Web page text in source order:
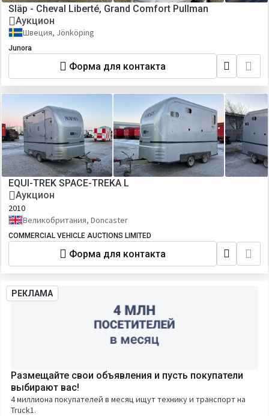
Släp - Cheval Liberté, Grand Comfort Pullman
Аукцион
Швеция, Jönköping
Junora
Форма для контакта
EQUI-TREK SPACE-TREKA L
Аукцион
2010
Великобритания, Doncaster
COMMERCIAL VEHICLE AUCTIONS LIMITED
Форма для контакта
РЕКЛАМА
Размещайте свои объявления и пусть покупатели
выбирают вас!
4 миллиона покупателей в месяц ищут технику и транспорт на
Truck1.